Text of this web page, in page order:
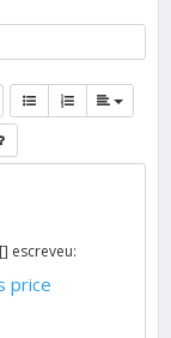
escreveu:
price